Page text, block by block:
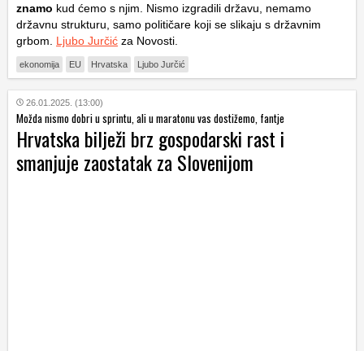
znamo kud ćemo s njim. Nismo izgradili državu, nemamo
državnu strukturu, samo političare koji se slikaju s državnim
grbom. Ljubo Jurčić za Novosti.
ekonomija EU Hrvatska Ljubo Jurčić
26.01.2025. (13:00)
Možda nismo dobri u sprintu, ali u maratonu vas dostižemo, fantje
Hrvatska bilježi brz gospodarski rast i
smanjuje zaostatak za Slovenijom